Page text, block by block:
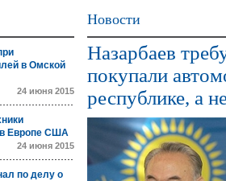
в Омской
24 июня 2015
в Европе США
24 июня 2015
по делу о
Новости
Назарбаев
покупали
республике, а